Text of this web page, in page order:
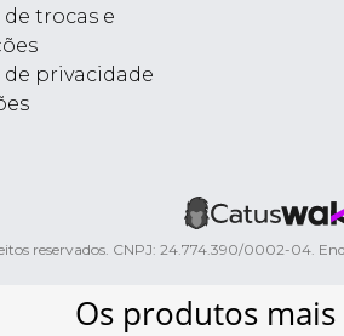
trocas e
privacidade
reservados. CNPJ: 24.774.390/0002-04.